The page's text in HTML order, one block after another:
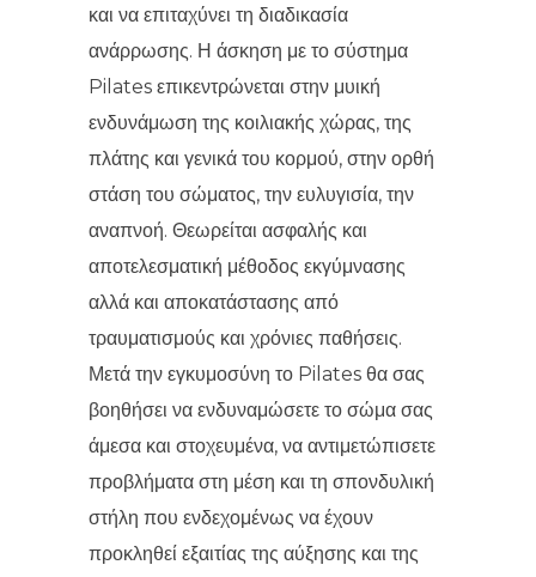
και να επιταχύνει τη διαδικασία
ανάρρωσης. Η άσκηση με το σύστημα
Pilates επικεντρώνεται στην μυική
ενδυνάμωση της κοιλιακής χώρας, της
πλάτης και γενικά του κορμού, στην ορθή
στάση του σώματος, την ευλυγισία, την
αναπνοή. Θεωρείται ασφαλής και
αποτελεσματική μέθοδος εκγύμνασης
αλλά και αποκατάστασης από
τραυματισμούς και χρόνιες παθήσεις.
Μετά την εγκυμοσύνη το Pilates θα σας
βοηθήσει να ενδυναμώσετε το σώμα σας
άμεσα και στοχευμένα, να αντιμετώπισετε
προβλήματα στη μέση και τη σπονδυλική
στήλη που ενδεχομένως να έχουν
προκληθεί εξαιτίας της αύξησης και της